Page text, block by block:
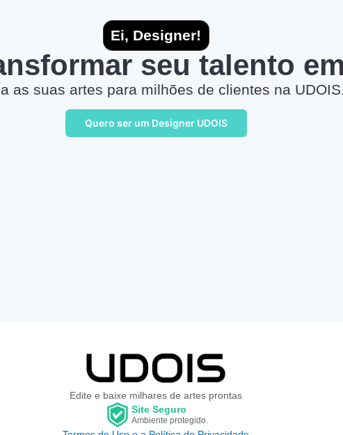
Ei, Designer!
seu talento
as suas artes para milhões de clientes na UDOIS.
Quero ser um Designer UDOIS
Edite e baixe milhares de artes prontas
Site Seguro
Ambiente protegido.